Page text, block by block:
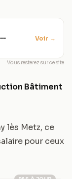
Voir →
Vous resterez sur ce site
Bâtiment
lès Metz, ce
pour ceux